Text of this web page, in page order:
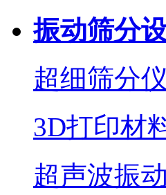
振动筛分
超细筛分仪
3D打印材
超声波振